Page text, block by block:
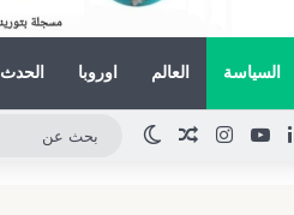
السياسة العالم اوروبا الحدث
لينكدإنيوتيوب انستقراممقال عشوائي
الوضع المظلم